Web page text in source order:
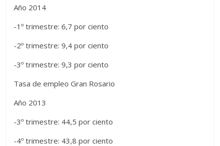
Año 2014
-1º trimestre: 6,7 por ciento
-2º trimestre: 9,4 por ciento
-3º trimestre: 9,3 por ciento
Tasa de empleo Gran Rosario
Año 2013
-3º trimestre: 44,5 por ciento
-4º trimestre: 43,8 por ciento